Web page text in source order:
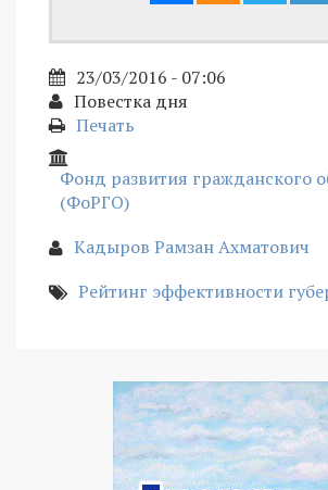
23/03/2016 - 07:06
Повестка дня
Печать
Фонд развития гражданского
(ФоРГО)
Кадыров Рамзан Ахматович
Рейтинг эффективности